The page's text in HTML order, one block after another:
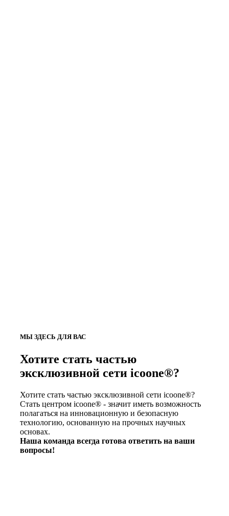
МЫ ЗДЕСЬ ДЛЯ ВАС
Хотите стать частью
эксклюзивной сети icoone®?
Хотите стать частью эксклюзивной сети icoone®?
Стать центром icoone® - значит иметь возможность
полагаться на инновационную и безопасную
технологию, основанную на прочных научных
основах.
Наша команда всегда готова ответить на ваши
вопросы!